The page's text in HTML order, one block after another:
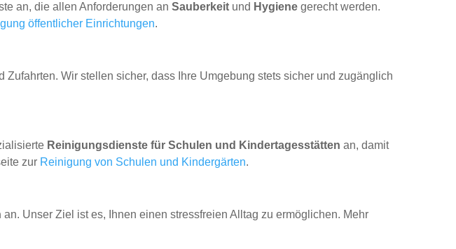
an, die allen Anforderungen anSauberkeit und Hygiene gerecht werden.
öffentlicher Einrichtungen.
Zufahrten. Wir stellen sicher, dass Ihre Umgebung stets sicher und zugänglich
Reinigungsdienste für Schulen und Kindertagesstätten an, damit
zur Reinigung von Schulen und Kindergärten.
an. Unser Ziel ist es, Ihnen einen stressfreien Alltag zu ermöglichen. Mehr